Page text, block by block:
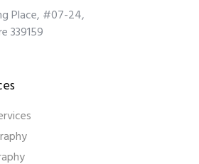
Place, #07-24,
339159